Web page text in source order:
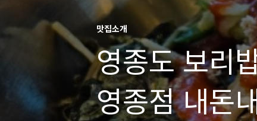
맛집소개
영종도 보리
영종점 내돈